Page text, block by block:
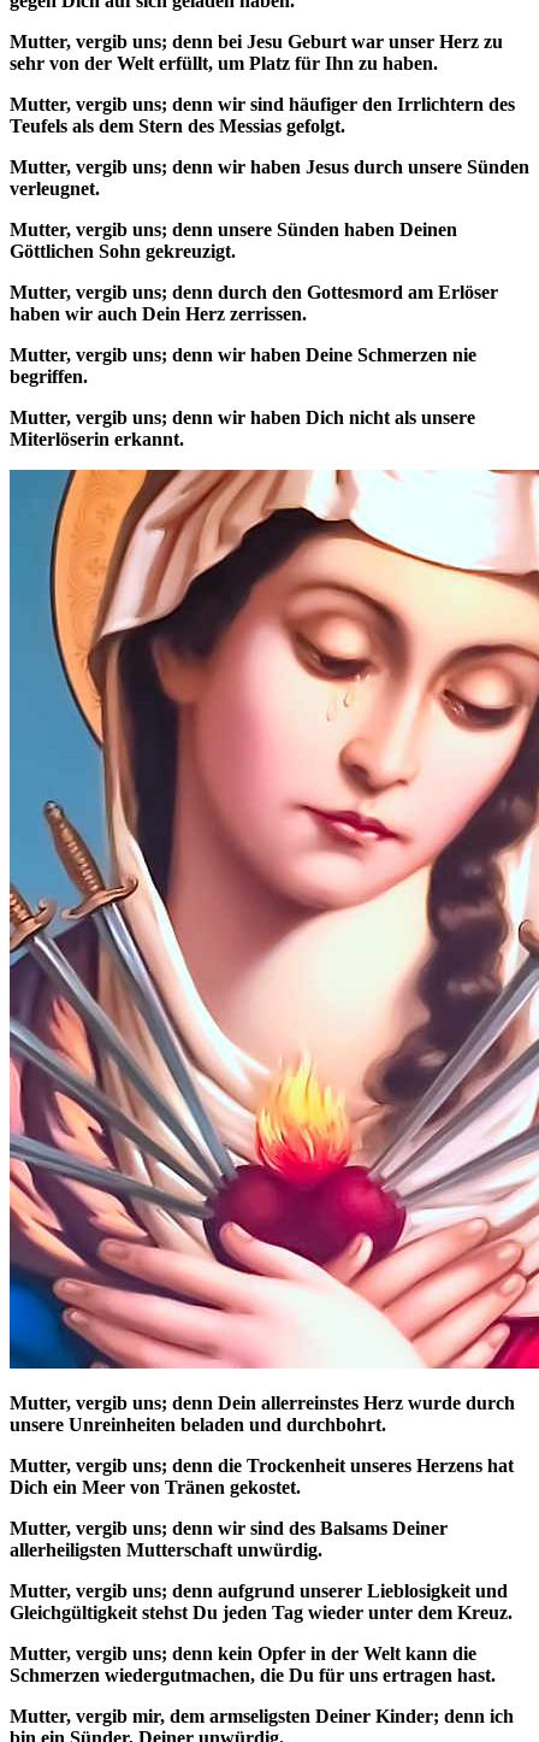
Mutter, vergib uns; denn bei Jesu Geburt war unser Herz zu
sehr von der Welt erfüllt, um Platz für Ihn zu haben.
Mutter, vergib uns; denn wir sind häufiger den Irrlichtern des
Teufels als dem Stern des Messias gefolgt.
Mutter, vergib uns; denn wir haben Jesus durch unsere Sünden
verleugnet.
Mutter, vergib uns; denn unsere Sünden haben Deinen
Göttlichen Sohn gekreuzigt.
Mutter, vergib uns; denn durch den Gottesmord am Erlöser
haben wir auch Dein Herz zerrissen.
Mutter, vergib uns; denn wir haben Deine Schmerzen nie
begriffen.
Mutter, vergib uns; denn wir haben Dich nicht als unsere
Miterlöserin erkannt.
Mutter, vergib uns; denn Dein allerreinstes Herz wurde durch
unsere Unreinheiten beladen und durchbohrt.
Mutter, vergib uns; denn die Trockenheit unseres Herzens hat
Dich ein Meer von Tränen gekostet.
Mutter, vergib uns; denn wir sind des Balsams Deiner
allerheiligsten Mutterschaft unwürdig.
Mutter, vergib uns; denn aufgrund unserer Lieblosigkeit und
Gleichgültigkeit stehst Du jeden Tag wieder unter dem Kreuz.
Mutter, vergib uns; denn kein Opfer in der Welt kann die
Schmerzen wiedergutmachen, die Du für uns ertragen hast.
Mutter, vergib mir, dem armseligsten Deiner Kinder; denn ich